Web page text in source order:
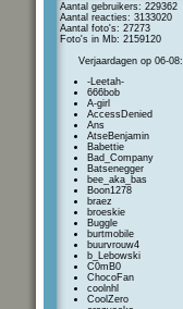
Aantal gebruikers: 229362
Aantal reacties: 3133020
Aantal foto's: 27273
Foto's in Mb: 2159120
Verjaardagen op 06-08:
-Leetah-
666bob
A-girl
AccessDenied
Ans
AtseBenjamin
Babettie
Bad_Company
Batsenegger
bee_aka_bas
Boon1278
braez
broeskie
Buggle
burtmobile
buurvrouw4
b_Lebowski
C0mB0
ChocoFan
coolnhl
CoolZero